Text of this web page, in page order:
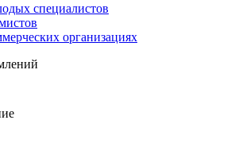
специалистов
организациях